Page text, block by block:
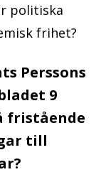
politiska
frihet?
Perssons
9
fristående
till